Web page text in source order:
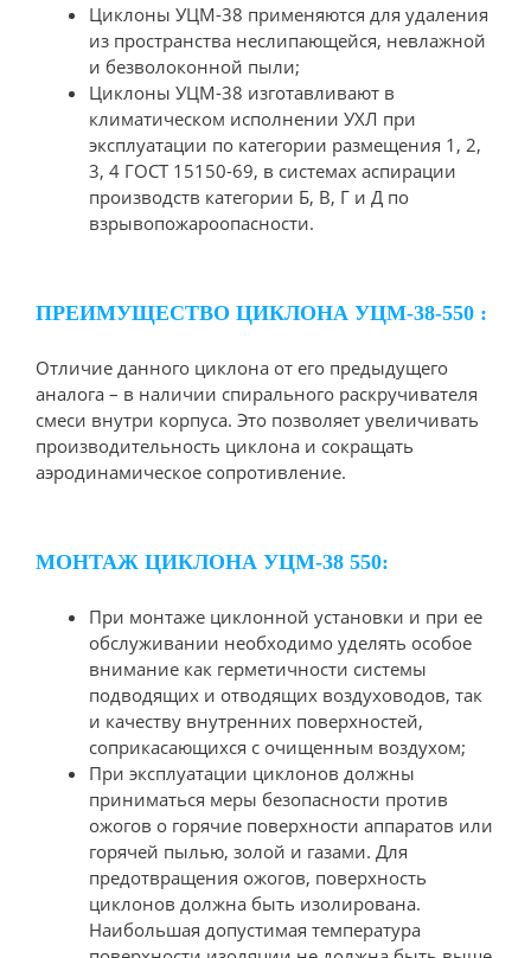
Циклоны УЦМ-38 применяются для удаления
из пространства неслипающейся, невлажной
и безволоконной пыли;
Циклоны УЦМ-38 изготавливают в
климатическом исполнении УХЛ при
эксплуатации по категории размещения 1, 2,
3, 4 ГОСТ 15150-69, в системах аспирации
производств категории Б, В, Г и Д по
взрывопожароопасности.
ПРЕИМУЩЕСТВО ЦИКЛОНА УЦМ-38-550 :
Отличие данного циклона от его предыдущего
аналога – в наличии спирального раскручивателя
смеси внутри корпуса. Это позволяет увеличивать
производительность циклона и сокращать
аэродинамическое сопротивление.
МОНТАЖ ЦИКЛОНА УЦМ-38 550:
При монтаже циклонной установки и при ее
обслуживании необходимо уделять особое
внимание как герметичности системы
подводящих и отводящих воздуховодов, так
и качеству внутренних поверхностей,
соприкасающихся с очищенным воздухом;
При эксплуатации циклонов должны
приниматься меры безопасности против
ожогов о горячие поверхности аппаратов или
горячей пылью, золой и газами. Для
предотвращения ожогов, поверхность
циклонов должна быть изолирована.
Наибольшая допустимая температура